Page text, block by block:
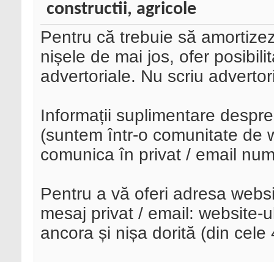
constructii, agricole
Pentru că trebuie să
nișele de mai jos, ofer
advertoriale. Nu scriu
Informații suplimentare
(suntem într-o comunitate de
comunica în privat / email
Pentru a vă oferi adresa
mesaj privat / email: website-
ancora și nișa dorită (din cele